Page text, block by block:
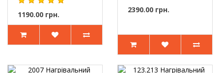
1190.00 грн.
2390.00 грн.